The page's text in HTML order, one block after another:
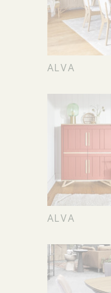
ALVA
ALVA